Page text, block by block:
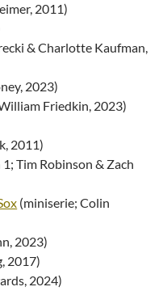
2011)
& Charlotte Kaufman,
2023)
Friedkin, 2023)
2011)
1; Tim Robinson & Zach
(miniserie; Colin
2023)
2017)
2024)